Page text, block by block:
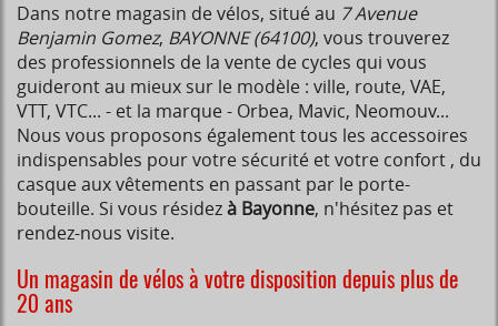
Dans notre magasin de vélos, situé au 7 Avenue
Benjamin Gomez, BAYONNE (64100), vous trouverez
des professionnels de la vente de cycles qui vous
guideront au mieux sur le modèle : ville, route, VAE,
VTT, VTC... - et la marque - Orbea, Mavic, Neomouv...
Nous vous proposons également tous les accessoires
indispensables pour votre sécurité et votre confort , du
casque aux vêtements en passant par le porte-
bouteille. Si vous résidezà Bayonne, n'hésitez pas et
rendez-nous visite.
Un magasin de vélos à votre disposition depuis plus de
20 ans